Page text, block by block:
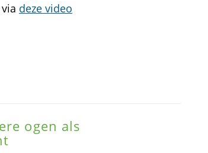
deze video
ogen als